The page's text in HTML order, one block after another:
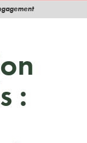
: